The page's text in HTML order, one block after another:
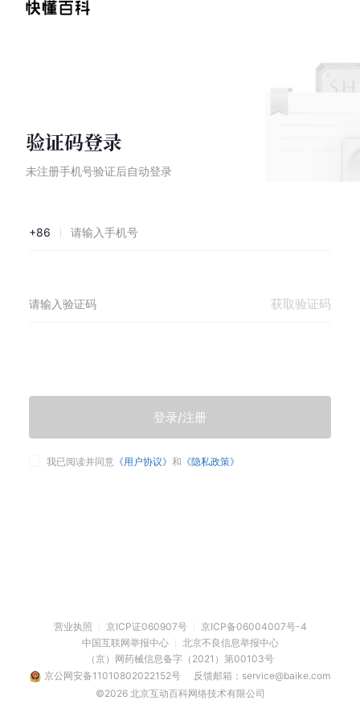
验证码登录
未注册手机号验证后自动登录
+86
获取验证码
我已阅读并同意 《用户协议》 和 《隐私政策》
登录/注册
营业执照 京ICP证060907号
京ICP备06004007号-4
中国互联网举报中心
北京不良信息举报中心
（京）网药械信息备字（2021）第00103号
京公网安备11010802022152号
反馈邮箱：service@baike.com
©2026 北京互动百科网络技术有限公司